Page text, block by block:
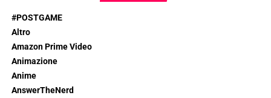
#POSTGAME
Altro
Amazon Prime Video
Animazione
Anime
AnswerTheNerd